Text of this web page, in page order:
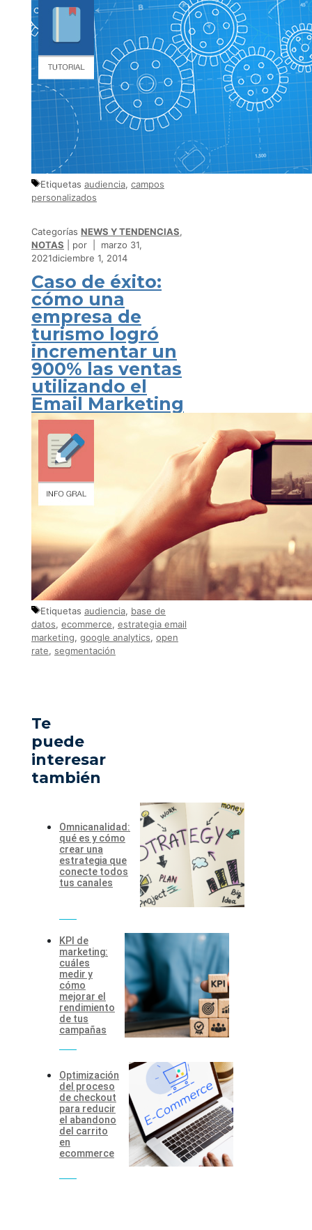
Etiquetas audiencia, campos
personalizados
Categorías NEWS Y TENDENCIAS,
NOTAS
por
marzo 31,
2021diciembre 1, 2014
Caso de éxito:
cómo una
empresa de
turismo logró
incrementar un
900% las ventas
utilizando el
Email Marketing
Etiquetas audiencia, base de
datos, ecommerce, estrategia email
marketing, google analytics, open
rate, segmentación
Te
puede
interesar
también
Omnicanalidad:
qué es y cómo
crear una
estrategia que
conecte todos
tus canales
KPI de
marketing:
cuáles
medir y
cómo
mejorar el
rendimiento
de tus
campañas
Optimización
del proceso
de checkout
para reducir
el abandono
del carrito
en
ecommerce